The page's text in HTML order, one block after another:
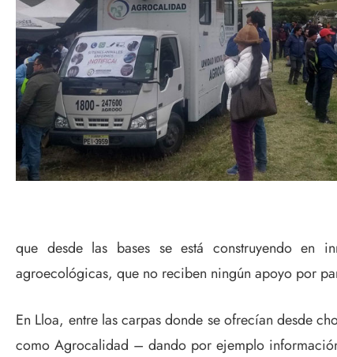
que desde las bases se está construyendo en
agroecológicas, que no reciben ningún apoyo por
En Lloa, entre las carpas donde se ofrecían desde
como Agrocalidad – dando por ejemplo